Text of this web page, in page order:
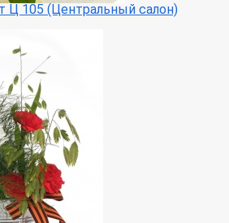
Ц 105 (Центральный салон)